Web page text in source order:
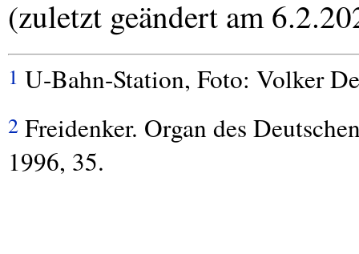
(zuletzt geändert am
1 U-Bahn-Station, Foto: Volker
2 Freidenker. Organ des
1996, 35.